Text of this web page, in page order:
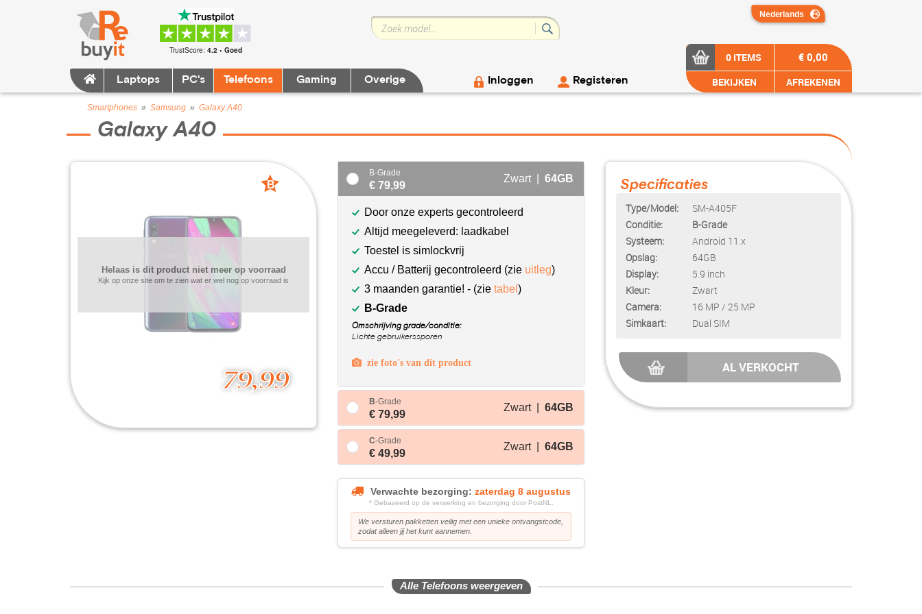
TrustScore: 4.2 • Goed
Laptops PC's Telefoons Gaming Overige Inloggen Registeren
0 ITEMS
BEKIJKEN
€ 0,00
AFREKENEN
Smartphones » Samsung » Galaxy A40
Galaxy A40
79,99
Helaas is dit product niet meer op voorraad
Kijk op onze site om te zien wat er wel nog op voorraad is
B
B-Grade
€ 79,99
Zwart | 64GB
Door onze experts gecontroleerd
Altijd meegeleverd: laadkabel
Toestel is simlockvrij
Accu / Batterij gecontroleerd (zie uitleg)
3 maanden garantie! - (zie tabel )
B-Grade
Omschrijving grade/conditie:
Lichte gebruikerssporen
zie foto's van dit product
B-Grade
€ 79,99
Zwart | 64GB
C-Grade
€ 49,99
Zwart | 64GB
Verwachte bezorging: zaterdag 8 augustus
* Gebaseerd op de verwerking en bezorging door PostNL.
We versturen pakketten veilig met een unieke ontvangstcode,
zodat alleen jij het kunt aannemen.
Specificaties
Type/Model:
Conditie:
Systeem:
Opslag:
Display:
Kleur:
Camera:
Simkaart:
SM-A405F
B-Grade
Android 11.x
64GB
5.9 inch
Zwart
16 MP / 25 MP
Dual SIM
AL VERKOCHT
Alle Telefoons weergeven